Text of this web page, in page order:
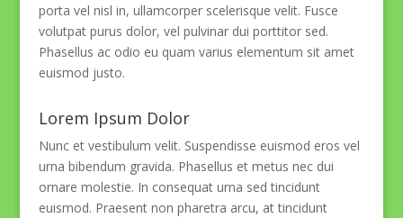
porta vel nisl in, ullamcorper scelerisque velit. Fusce
volutpat purus dolor, vel pulvinar dui porttitor sed.
Phasellus ac odio eu quam varius elementum sit amet
euismod justo.
Lorem Ipsum Dolor
Nunc et vestibulum velit. Suspendisse euismod eros vel
urna bibendum gravida. Phasellus et metus nec dui
ornare molestie. In consequat urna sed tincidunt
euismod. Praesent non pharetra arcu, at tincidunt